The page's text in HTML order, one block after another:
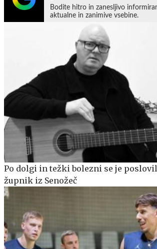
Bodite hitro in zanesljivo
aktualne in zanimive vsebine.
Po dolgi in težki bolezni se je
župnik iz Senožeč